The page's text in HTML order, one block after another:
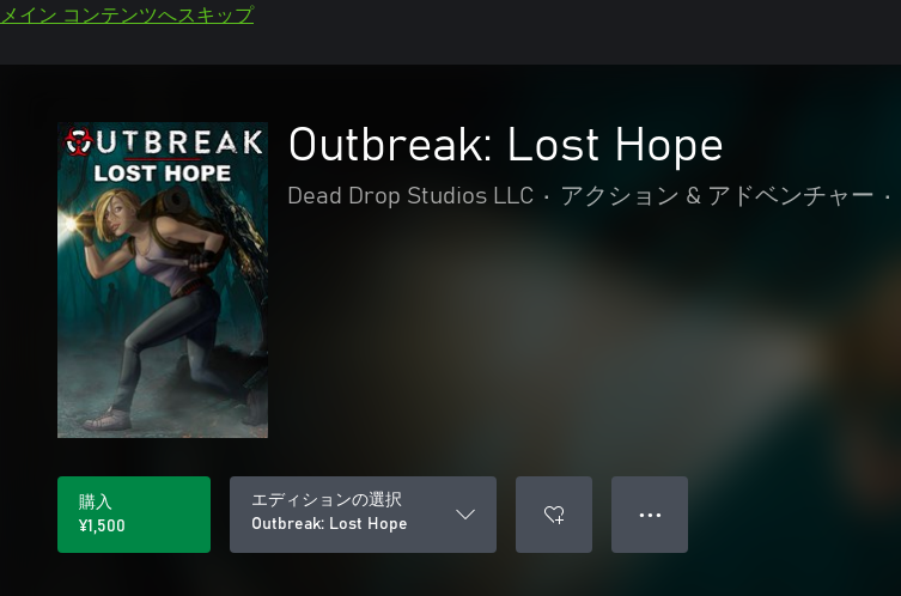
メイン コンテンツへスキップ
Outbreak: Lost Hope
Dead Drop Studios LLC • アクション & アドベンチャー •
購入
¥1,500
エディションの選択
Outbreak: Lost Hope
● ● ●